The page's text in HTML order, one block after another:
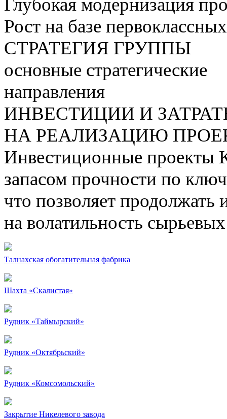
Рост на базе
СТРАТЕГИЯ ГРУППЫ
основные стратегические
направления
ИНВЕСТИЦИИ И
НА РЕАЛИЗАЦИЮ
Инвестиционные проекты
запасом прочности по
что позволяет продолжать
на волатильность
Талнахская обогатительная фабрика
Шахта «Скалистая»
Рудник «Таймырский»
Рудник «Октябрьский»
Рудник «Комсомольский»
Закрытие Никелевого завода